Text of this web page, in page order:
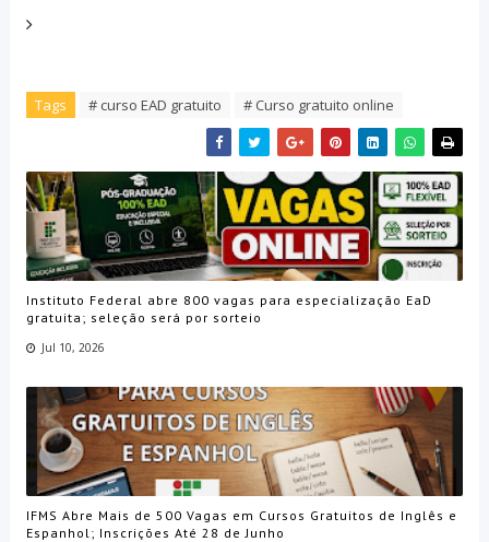
Tags # curso EAD gratuito # Curso gratuito online
Instituto Federal abre 800 vagas para especialização EaD
gratuita; seleção será por sorteio
Jul 10, 2026
IFMS Abre Mais de 500 Vagas em Cursos Gratuitos de Inglês e
Espanhol; Inscrições Até 28 de Junho